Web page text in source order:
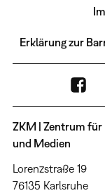
Erklärung zur
ZKM | Zentrum für
und Medien
Lorenzstraße 19
76135 Karlsruhe